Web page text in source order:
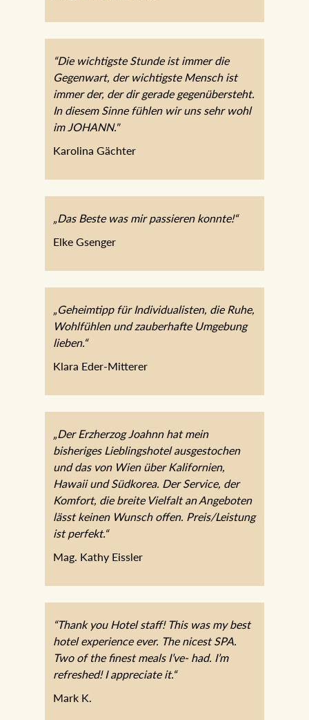
“Die wichtigste Stunde ist immer die
Gegenwart, der wichtigste Mensch ist
immer der, der dir gerade
gegenübersteht. In diesem Sinne fühlen
wir uns sehr wohl im JOHANN."
„Das Beste was mir passieren konnte!“
„Geheimtipp für Individualisten, die Ruhe,
Wohlfühlen und zauberhafte Umgebung
lieben.“
„Der Erzherzog Joahnn hat mein
bisheriges Lieblingshotel ausgestochen
und das von Wien über Kalifornien,
Hawaii und Südkorea. Der Service, der
Komfort, die breite Vielfalt an Angeboten
Preis/Leistung ist perfekt.“
Mag. Kathy Eissler
“Thank you Hotel staff! This was my best
hotel experience ever. The nicest SPA.
refreshed! I appreciate it.“